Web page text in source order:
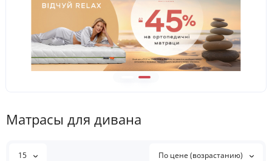
Матрасы для дивана
15 По цене (возрастанию)